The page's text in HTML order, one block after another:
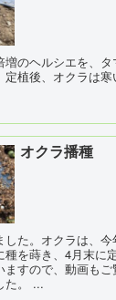
のヘルシエを、タ
植後、オクラは
オクラ播種
た。オクラは、
を蒔き、4月末に
ますので、動画も
た。 ...